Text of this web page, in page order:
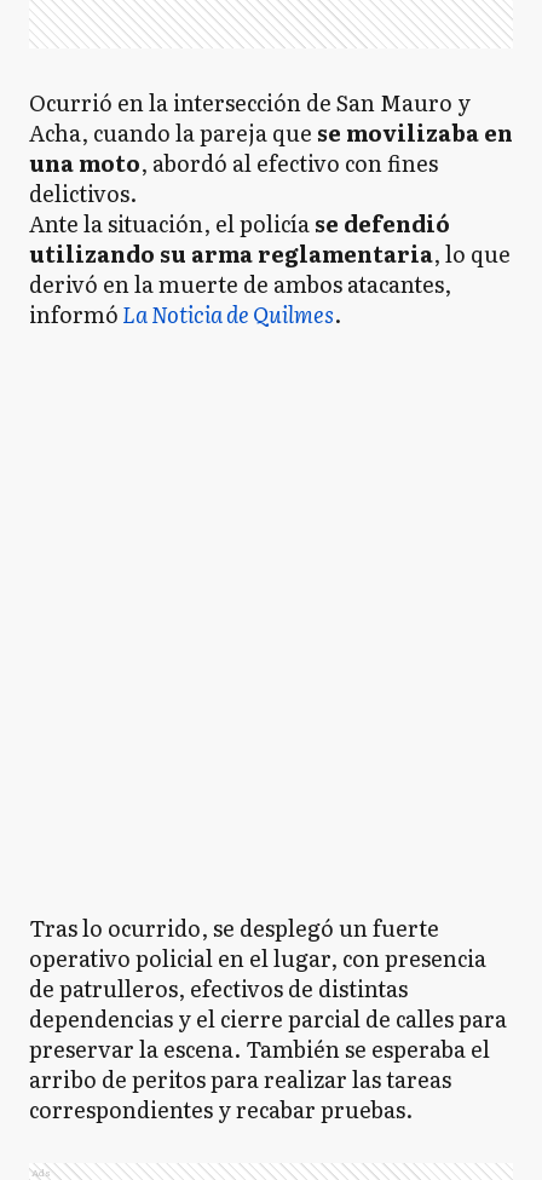
Ocurrió en la intersección de San Mauro y
Acha, cuando la pareja que se movilizaba en
una moto, abordó al efectivo con fines
delictivos.
Ante la situación, el policíase defendió
utilizando su arma reglamentaria, lo que
derivó en la muerte de ambos atacantes,
informóLa Noticia de Quilmes.
Tras lo ocurrido, se desplegó un fuerte
operativo policial en el lugar, con presencia
de patrulleros, efectivos de distintas
dependencias y el cierre parcial de calles para
preservar la escena. También se esperaba el
arribo de peritos para realizar las tareas
correspondientes y recabar pruebas.
Ads